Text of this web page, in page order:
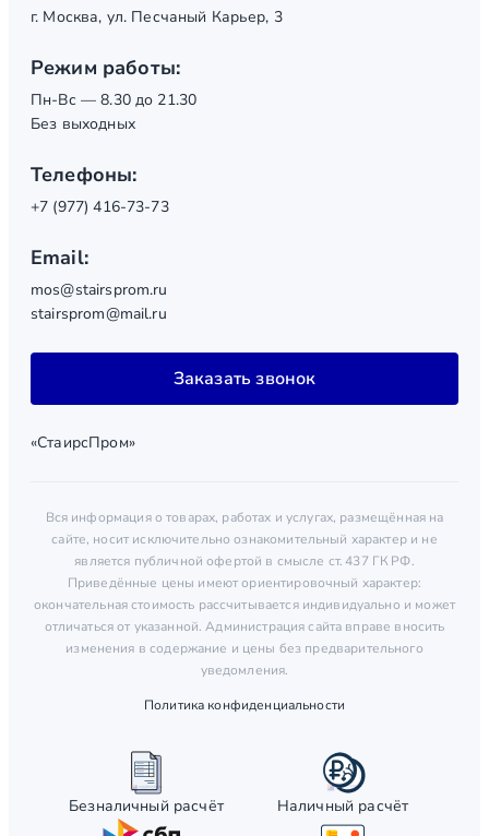
г. Москва, ул. Песчаный Карьер, 3
Режим работы:
Пн-Вс — 8.30 до 21.30
Без выходных
Телефоны:
+7 (977) 416-73-73
Email:
mos@stairsprom.ru
stairsprom@mail.ru
Заказать звонок
«СтаирсПром»
Вся информация о товарах, работах и услугах, размещённая на
сайте, носит исключительно ознакомительный характер и не
является публичной офертой в смысле ст. 437 ГК РФ.
Приведённые цены имеют ориентировочный характер:
окончательная стоимость рассчитывается индивидуально и может
отличаться от указанной. Администрация сайта вправе вносить
изменения в содержание и цены без предварительного
уведомления.
Политика конфиденциальности
Безналичный расчёт Наличный расчёт